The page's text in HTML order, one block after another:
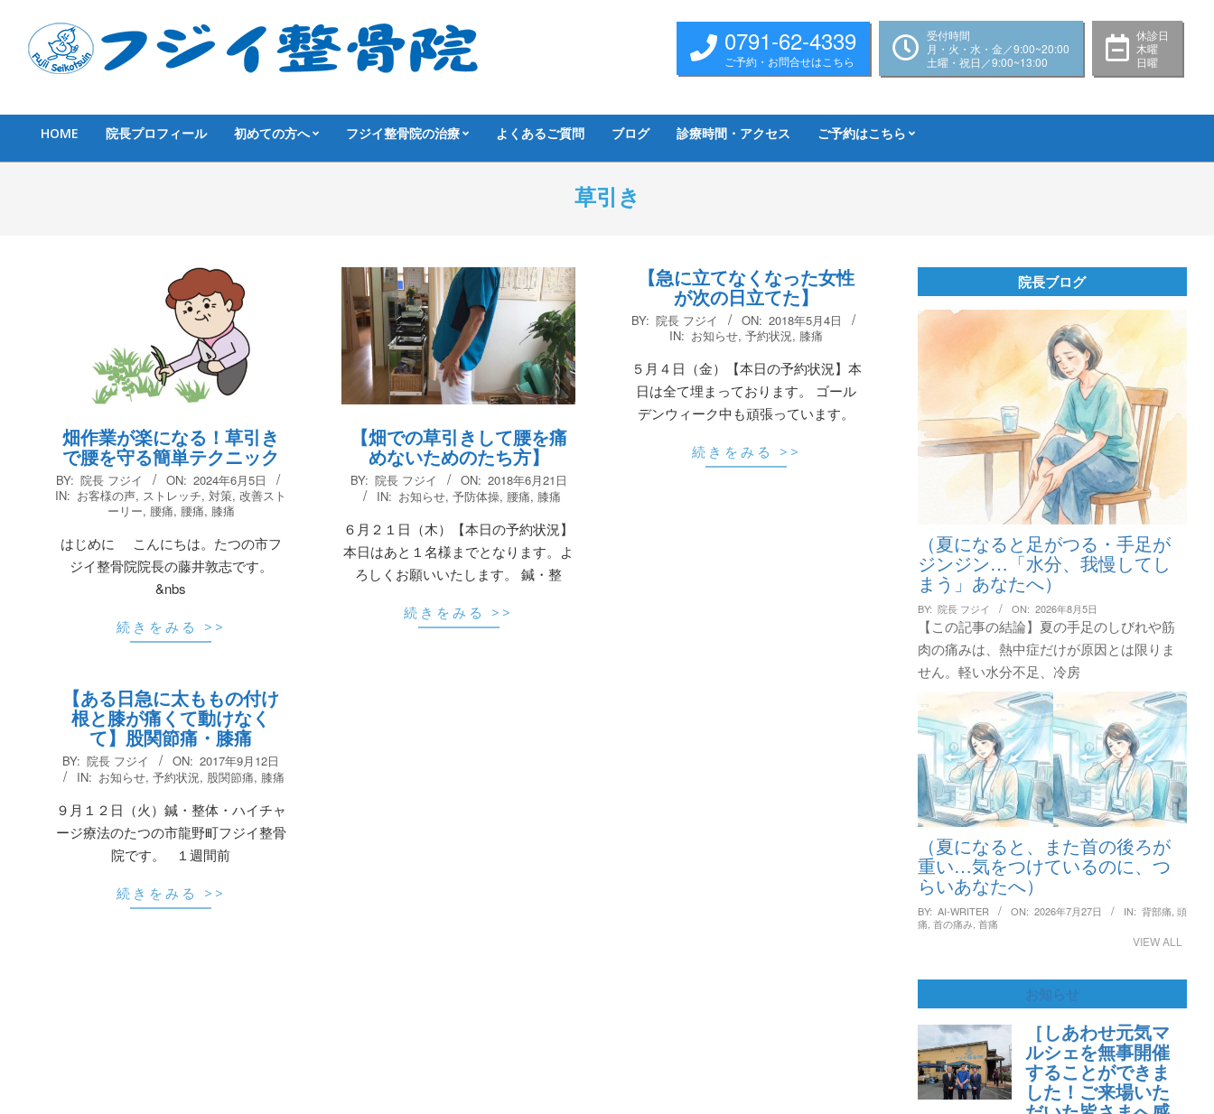
content
0791-62-4339
ご予約・お問合せはこちら
受付時間
月・火・水・金／9:00~20:00
土曜・祝日／9:00~13:00
休診日
木曜
日曜
Navigation
HOME 院長プロフィール 初めての方へ フジイ整骨院の治療 よくあるご質問 ブログ 診療時間・アクセス ご予約はこちら
草引き
畑作業が楽になる！草引き
で腰を守る簡単テクニック
2024-
06-
BY: 院長 フジイ ON: 2024年6月5日
IN: お客様の声, ストレッチ,対策,改善スト
ーリー, 腰痛, 腰痛, 膝痛
はじめに こんにちは。たつの市フ
ジイ整骨院院長の藤井敦志です。
&nbs
続きをみる >>
【畑での草引きして腰を痛
めないためのたち方】
2018-
BY: 院長 フジイ ON: 2018年6月21日
IN: お知らせ, 予防体操, 腰痛, 膝痛
６月２１日（木）【本日の予約状況】
本日はあと１名様までとなります。よ
ろしくお願いいたします。 鍼・整
続きをみる >>
【急に立てなくなった女性
が次の日立てた】
2018-
BY: 院長 フジイ ON: 2018年5月4日
IN: お知らせ,予約状況, 膝痛
５月４日（金）【本日の予約状況】本
日は全て埋まっております。 ゴール
デンウィーク中も頑張っています。
続きをみる >>
【ある日急に太ももの付け
根と膝が痛くて動けなく
て】股関節痛・膝痛
2017-
09-
BY: 院長 フジイ ON: 2017年9月12日
IN: お知らせ,予約状況, 股関節痛, 膝痛
９月１２日（火）鍼・整体・ハイチャ
ージ療法のたつの市龍野町フジイ整骨
院です。 １週間前
続きをみる >>
院長ブログ
（夏になると足がつる・手足が
ジンジン…「水分、我慢してし
まう」あなたへ）
BY: 院長 フジイ ON: 2026年8月5日
【この記事の結論】夏の手足のしびれや筋
肉の痛みは、熱中症だけが原因とは限りま
せん。軽い水分不足、冷房
（夏になると、また首の後ろが
重い…気をつけているのに、つ
らいあなたへ）
BY: AI-WRITER ON: 2026年7月27日 IN: 背部痛 頭
痛 首の痛み, 首痛
VIEW ALL
お知らせ
［しあわせ元気マ
ルシェを無事開催
することができま
した！ご来場いた